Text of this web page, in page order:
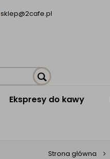
sklep@2cafe.pl
Ekspresy do kawy
Strona główna